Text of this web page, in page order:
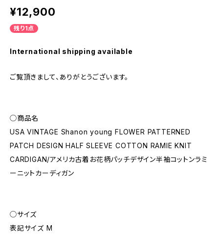
¥12,900
残り1点
International shipping available
ご覧頂きまして、ありがとうございます。
◯商品名
USA VINTAGE Shanon young FLOWER PATTERNED
PATCH DESIGN HALF SLEEVE COTTON RAMIE KNIT
CARDIGAN/アメリカ古着お花柄パッチデザイン半袖コットンラミ
ーニットカーディガン
◯サイズ
表記サイズ M